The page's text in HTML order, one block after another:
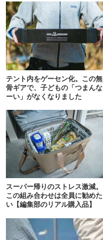
テント内をゲーセン化。この無
骨ギアで、子どもの「つまんな
ーい」がなくなりました
スーパー帰りのストレス激減。
この組み合わせは全員に勧めた
い【編集部のリアル購入品】